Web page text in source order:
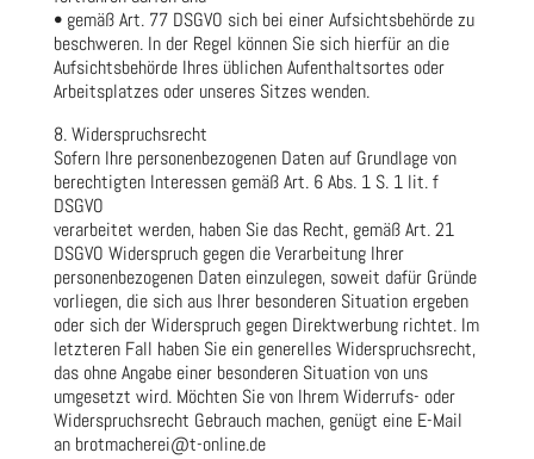
• gemäß Art. 77 DSGVO sich bei einer Aufsichtsbehörde zu
beschweren. In der Regel können Sie sich hierfür an die
Aufsichtsbehörde Ihres üblichen Aufenthaltsortes oder
Arbeitsplatzes oder unseres Sitzes wenden.
8. Widerspruchsrecht
Sofern Ihre personenbezogenen Daten auf Grundlage von
berechtigten Interessen gemäß Art. 6 Abs. 1 S. 1 lit. f
DSGVO
verarbeitet werden, haben Sie das Recht, gemäß Art. 21
DSGVO Widerspruch gegen die Verarbeitung Ihrer
personenbezogenen Daten einzulegen, soweit dafür Gründe
vorliegen, die sich aus Ihrer besonderen Situation ergeben
oder sich der Widerspruch gegen Direktwerbung richtet. Im
letzteren Fall haben Sie ein generelles Widerspruchsrecht,
das ohne Angabe einer besonderen Situation von uns
umgesetzt wird. Möchten Sie von Ihrem Widerrufs- oder
Widerspruchsrecht Gebrauch machen, genügt eine E-Mail
an brotmacherei@t-online.de